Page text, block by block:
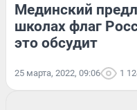
Мединский
школах флаг
это обсудит
25 марта, 2022, 09:06 1